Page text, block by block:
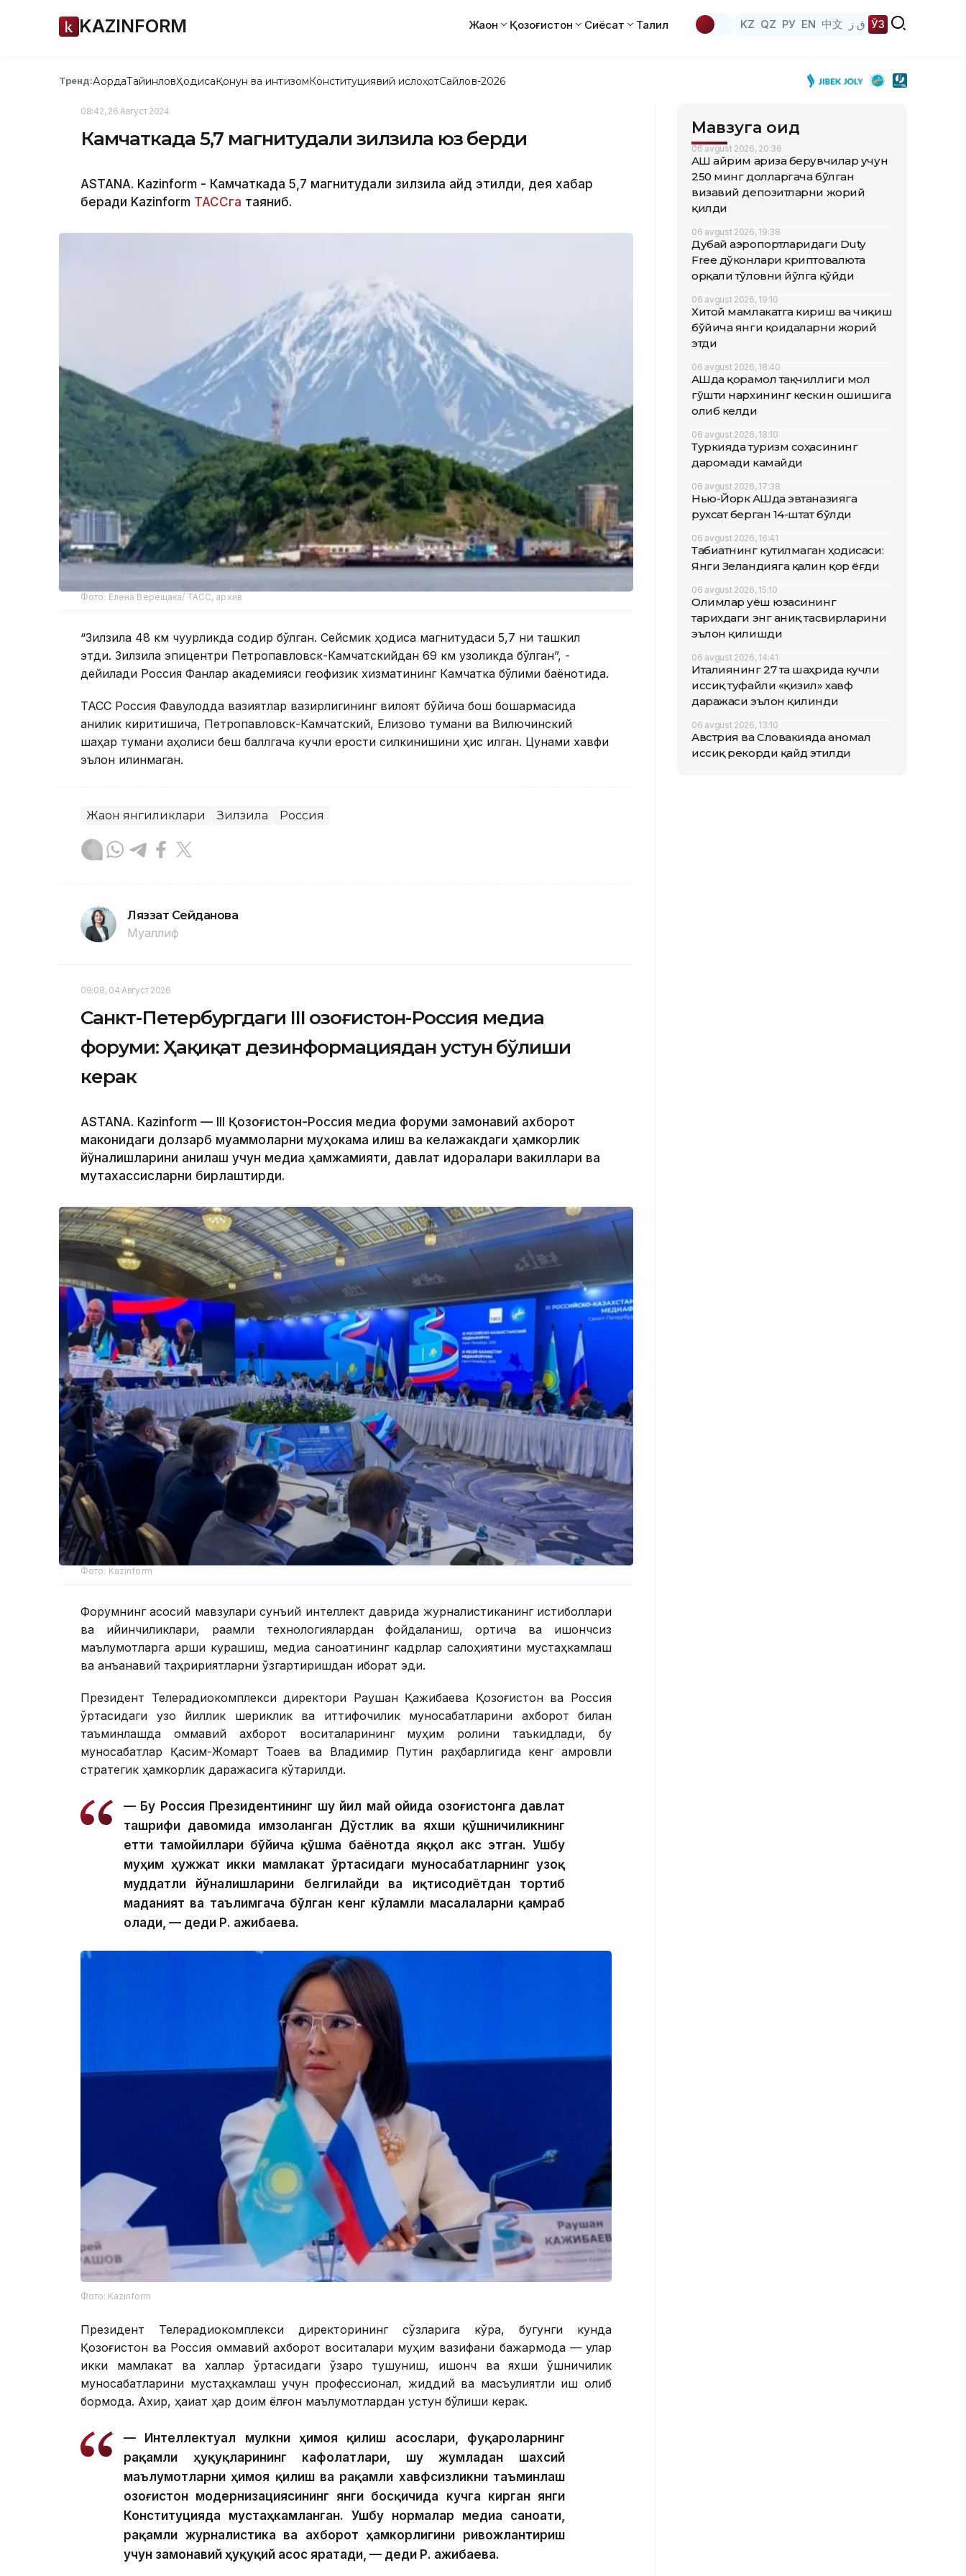
KAZINFORM Жаҳон Қозоғистон Сиёсат Таҳлил KZ QZ РУ EN 中文 ق ز ЎЗ
Тренд:АқордаТайинловҲодисаҚонун ва интизомКонституциявий ислоҳотСайлов-2026
08:42, 26 Август 2024
Камчаткада 5,7 магнитудали зилзила юз берди
ASTANA. Kazinform - Камчаткада 5,7 магнитудали зилзила қайд этилди, дея хабар
беради Kazinform ТАССга таяниб.
Фото: Елена Верещака/ ТАСС, архив
“Зилзила 48 км чуқурликда содир бўлган. Сейсмик ҳодиса магнитудаси 5,7 ни ташкил
этди. Зилзила эпицентри Петропавловск-Камчатскийдан 69 км узоқликда бўлган”, -
дейилади Россия Фанлар академияси геофизик хизматининг Камчатка бўлими баёнотида.
ТАСС Россия Фавқулодда вазиятлар вазирлигининг вилоят бўйича бош бошқармасида
аниқлик киритишича, Петропавловск-Камчатский, Елизово тумани ва Вилючинский
шаҳар тумани аҳолиси беш баллгача кучли ерости силкинишини ҳис қилган. Цунами хавфи
эълон қилинмаган.
Жаҳон янгиликлари Зилзила Россия
Ляззат Сейданова
Муаллиф
09:08, 04 Август 2026
Санкт-Петербургдаги III Қозоғистон-Россия медиа
форуми: Ҳақиқат дезинформациядан устун бўлиши
керак
ASTANА. Кazinform — III Қозоғистон-Россия медиа форуми замонавий ахборот
маконидаги долзарб муаммоларни муҳокама қилиш ва келажакдаги ҳамкорлик
йўналишларини аниқлаш учун медиа ҳамжамияти, давлат идоралари вакиллари ва
мутахассисларни бирлаштирди.
Фото: Kazinform
Форумнинг асосий мавзулари сунъий интеллект даврида журналистиканинг истиқболлари
ва қийинчиликлари, рақамли технологиялардан фойдаланиш, ортиқча ва ишончсиз
маълумотларга қарши курашиш, медиа саноатининг кадрлар салоҳиятини мустаҳкамлаш
ва анъанавий таҳририятларни ўзгартиришдан иборат эди.
Президент Телерадиокомплекси директори Раушан Қажибаева Қозоғистон ва Россия
ўртасидаги узоқ йиллик шериклик ва иттифоқчилик муносабатларини ахборот билан
таъминлашда оммавий ахборот воситаларининг муҳим ролини таъкидлади, бу
муносабатлар Қасим-Жомарт Тоқаев ва Владимир Путин раҳбарлигида кенг қамровли
стратегик ҳамкорлик даражасига кўтарилди.
— Бу Россия Президентининг шу йил май ойида Қозоғистонга давлат
ташрифи давомида имзоланган Дўстлик ва яхши қўшничиликнинг
етти тамойиллари бўйича қўшма баёнотда яққол акс этган. Ушбу
муҳим ҳужжат икки мамлакат ўртасидаги муносабатларнинг узоқ
муддатли йўналишларини белгилайди ва иқтисодиётдан тортиб
маданият ва таълимгача бўлган кенг кўламли масалаларни қамраб
олади, — деди Р. Қажибаева.
Фото: Kazinform
Президент Телерадиокомплекси директорининг сўзларига кўра, бугунги кунда
Қозоғистон ва Россия оммавий ахборот воситалари муҳим вазифани бажармоқда — улар
икки мамлакат ва халқлар ўртасидаги ўзаро тушуниш, ишонч ва яхши қўшничилик
муносабатларини мустаҳкамлаш учун профессионал, жиддий ва масъулиятли иш олиб
бормоқда. Ахир, ҳақиқат ҳар доим ёлғон маълумотлардан устун бўлиши керак.
— Интеллектуал мулкни ҳимоя қилиш асослари, фуқароларнинг
рақамли ҳуқуқларининг кафолатлари, шу жумладан шахсий
маълумотларни ҳимоя қилиш ва рақамли хавфсизликни таъминлаш
Қозоғистон модернизациясининг янги босқичида кучга кирган янги
Конституцияда мустаҳкамланган. Ушбу нормалар медиа саноати,
рақамли журналистика ва ахборот ҳамкорлигини ривожлантириш
учун замонавий ҳуқуқий асос яратади, — деди Р. Қажибаева.
Мавзуга оид
06 avgust 2026, 20:36
АҚШ айрим ариза берувчилар учун
250 минг долларгача бўлган
визавий депозитларни жорий
қилди
06 avgust 2026, 19:38
Дубай аэропортларидаги Duty
Free дўконлари криптовалюта
орқали тўловни йўлга қўйди
06 avgust 2026, 19:10
Хитой мамлакатга кириш ва чиқиш
бўйича янги қоидаларни жорий
этди
06 avgust 2026, 18:40
АҚШда қорамол тақчиллиги мол
гўшти нархининг кескин ошишига
олиб келди
06 avgust 2026, 18:10
Туркияда туризм соҳасининг
даромади камайди
06 avgust 2026, 17:38
Нью-Йорк АҚШда эвтаназияга
рухсат берган 14-штат бўлди
06 avgust 2026, 16:41
Табиатнинг кутилмаган ҳодисаси:
Янги Зеландияга қалин қор ёғди
06 avgust 2026, 15:10
Олимлар Қуёш юзасининг
тарихдаги энг аниқ тасвирларини
эълон қилишди
06 avgust 2026, 14:41
Италиянинг 27 та шаҳрида кучли
иссиқ туфайли «қизил» хавф
даражаси эълон қилинди
06 avgust 2026, 13:10
Австрия ва Словакияда аномал
иссиқ рекорди қайд этилди